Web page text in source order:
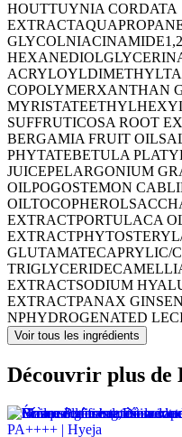
HOUTTUYNIA CORDATA
EXTRACTAQUA
GLYCOLNIACINAMIDE
HEXANEDIOLGLYCERIN
COPOLYMERXANTHAN
MYRISTATE
SUFFRUTICOSA ROOT
BERGAMIA FRUIT OIL
PHYTATEBETULA
JUICEPELARGONIUM
OILPOGOSTEMON
OILTOCOPHEROL
EXTRACTPORTULACA
EXTRACT
GLUTAMATECAPRYLIC/
TRIGLYCERIDE
EXTRACTSODIUM
EXTRACTPANAX
NPHYDROGENATED
Voir tous les ingrédients
Découvrir plus de